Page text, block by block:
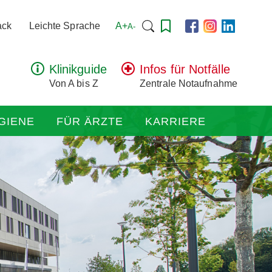
Leichte Sprache A+A- Suchen
Klinikguide
Von A bis Z
Infos für Notfälle
Zentrale Notaufnahme
FÜR ÄRZTE KARRIERE